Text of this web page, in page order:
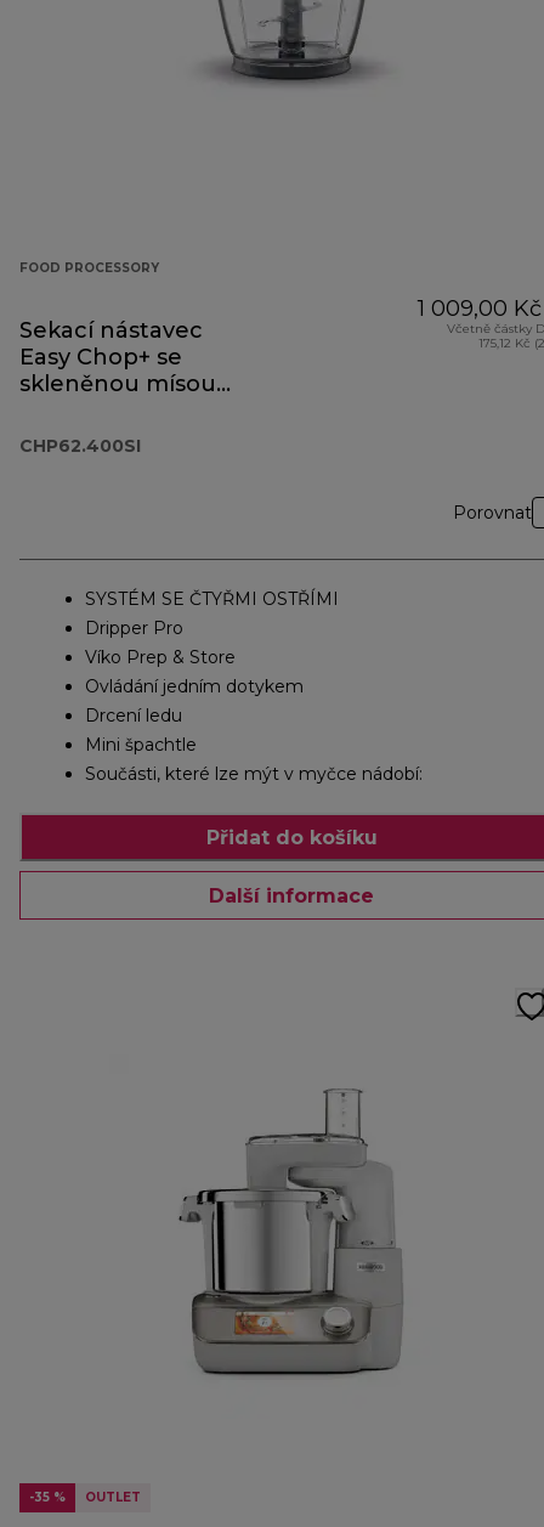
FOOD PROCESSORY
Sekací nástavec
Easy Chop+ se
skleněnou mísou
CHP62.400SI
1 009,00 Kč
Včetně částky
175,12 Kč
Porovnat
SYSTÉM SE ČTYŘMI OSTŘÍMI
Dripper Pro
Víko Prep & Store
Ovládání jedním dotykem
Drcení ledu
Mini špachtle
Součásti, které lze mýt v myčce nádobí:
Přidat do košíku
Další informace
-35 % OUTLET